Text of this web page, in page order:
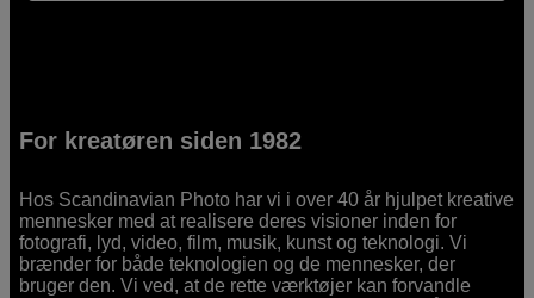
For kreatøren siden 1982
Hos Scandinavian Photo har vi i over 40 år hjulpet kreative
mennesker med at realisere deres visioner inden for
fotografi, lyd, video, film, musik, kunst og teknologi. Vi
brænder for både teknologien og de mennesker, der
bruger den. Vi ved, at de rette værktøjer kan forvandle